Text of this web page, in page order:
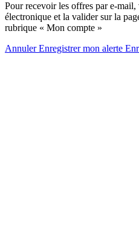
Pour recevoir les offres par e-mail,
électronique et la valider sur la
rubrique « Mon compte »
AnnulerEnregistrer mon alerte